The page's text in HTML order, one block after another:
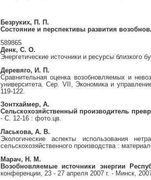
Безруких, П. П.
Состояние и перспективы развития
589865
Денк, С. О.
Энергетические источники и ресурсы
Деревяго, И. П.
Сравнительная оценка возобновляемых и
университета. Сер. VII, Экономика и
119-122.
Зонтхаймер, А.
Сельскохозяйственный производитель
- С. 12-16 : фото.цв.
Ласькова, А. В.
Экологические аспекты использования
сельскохозяйственного производства :
Марач, Н. М.
Возобновляемые источники энергии
конференции, 23 - 27 апреля 2007 г. - Минск,